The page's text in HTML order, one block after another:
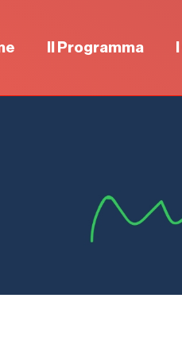
Il Programma